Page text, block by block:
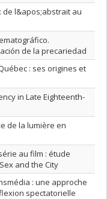
de l&apos;abstrait au
de la precariedad
: ses origines et
in Late Eighteenth-
de la lumière en
au film : étude
and the City
: une approche
spectatorielle